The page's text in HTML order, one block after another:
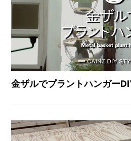
金ザルでプラントハンガー